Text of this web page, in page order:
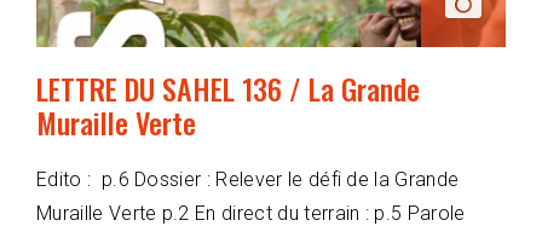
LETTRE DU SAHEL 136 / La Grande
Muraille Verte
Edito : p.6 Dossier : Relever le défi de la Grande
Muraille Verte p.2 En direct du terrain : p.5 Parole